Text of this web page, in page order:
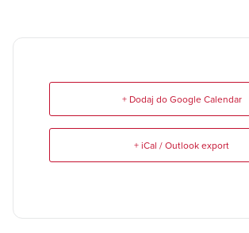
+ Dodaj do Google Calendar
+ iCal / Outlook export